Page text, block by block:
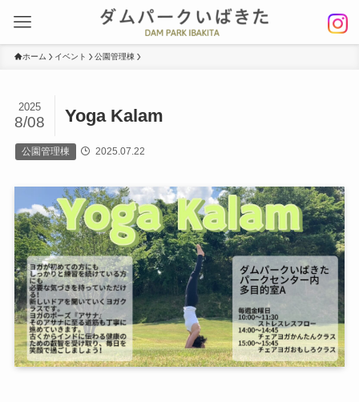
ホーム イベント 公園管理棟
Yoga Kalam
2025
8/08
公園管理棟 2025.07.22